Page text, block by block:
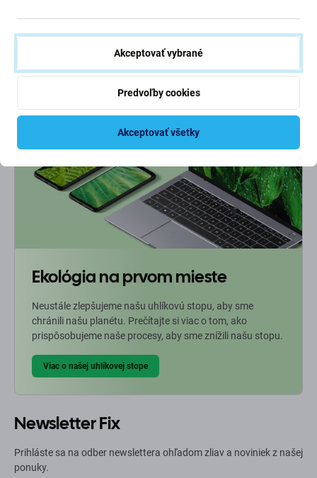
30 minút.
Záručný aj pozáručný servis
Ekológia na prvom mieste
Neustále zlepšujeme našu uhlíkovú stopu, aby sme
chránili našu planétu. Prečítajte si viac o tom, ako
prispôsobujeme naše procesy, aby sme znížili našu stopu.
Viac o našej uhlíkovej stope
Newsletter Fix
Prihláste sa na odber newslettera ohľadom zliav a noviniek z našej
ponuky.
Akceptovať vybrané
Predvoľby cookies
Akceptovať všetky